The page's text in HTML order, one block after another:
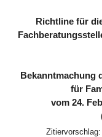
Richtline für
Bekanntmachung
für
vom 24.